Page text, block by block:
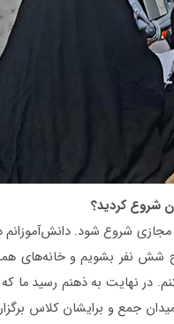
شروع کردید؟
مجازی شروع شود.
نفر بشویم و خانه‌های
در نهایت به ذهنم رسید ما
جمع و برایشان کلاس